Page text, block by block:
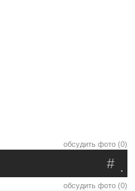
обсудить фото (0)
.
#
обсудить фото (0)